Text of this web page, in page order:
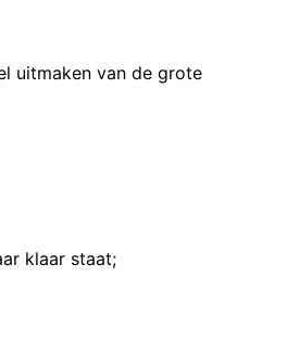
uitmaken van de grote
klaar staat;